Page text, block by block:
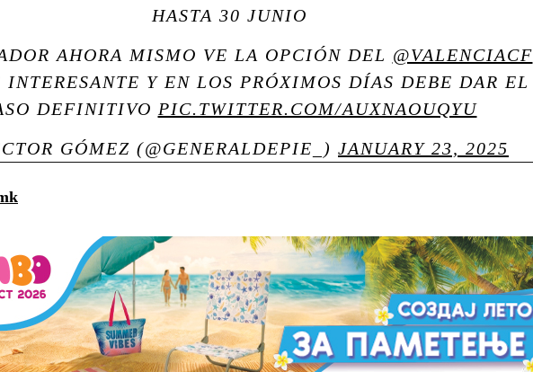
HASTA 30 JUNIO
AHORA MISMO VE LA OPCIÓN DEL @VALENCIACF
INTERESANTE Y EN LOS PRÓXIMOS DÍAS DEBE DAR EL
DEFINITIVO PIC.TWITTER.COM/AUXNAOUQYU
GÓMEZ (@GENERALDEPIE_) JANUARY 23, 2025